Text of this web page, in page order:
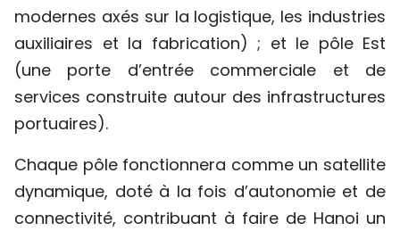
modernes axés sur la logistique, les industries
auxiliaires et la fabrication) ; et le pôle Est
(une porte d’entrée commerciale et de
services construite autour des infrastructures
portuaires).
Chaque pôle fonctionnera comme un satellite
dynamique, doté à la fois d’autonomie et de
connectivité, contribuant à faire de Hanoi un